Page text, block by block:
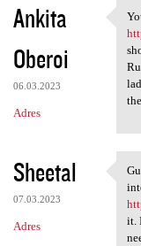
Ankita
Oberoi
06.03.2023
Adres
Sheetal
07.03.2023
Adres
it.